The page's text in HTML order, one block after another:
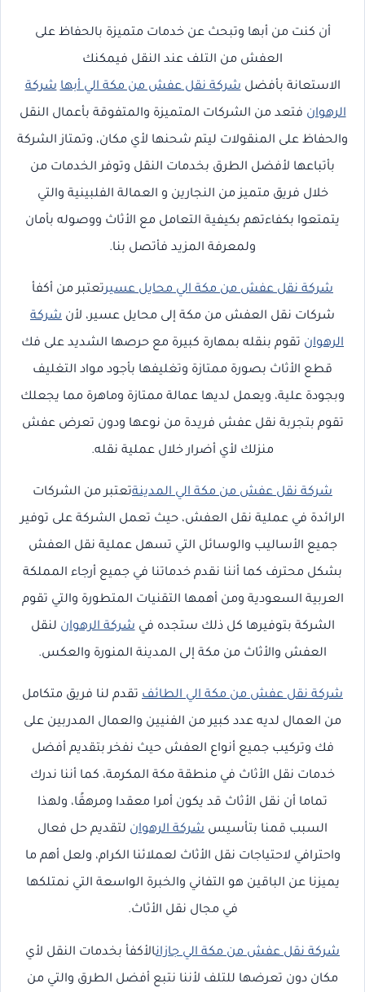
أن كنت من أبها وتبحث عن خدمات متميزة بالحفاظ على
العفش من التلف عند النقل فيمكنك
الاستعانة بأفضلشركة نقل عفش من مكة الي أبها شركة
الرهوان فتعد من الشركات المتميزة والمتفوقة بأعمال النقل
والحفاظ على المنقولات ليتم شحنها لأي مكان، وتمتاز الشركة
بأتباعها لأفضل الطرق بخدمات النقل وتوفر الخدمات من
خلال فريق متميز من النجارين و العمالة الفلبينية والتي
يتمتعوا بكفاءتهم بكيفية التعامل مع الأثاث ووصوله بأمان
ولمعرفة المزيد فأتصل بنا.
شركة نقل عفش من مكة الي محايل عسيرتعتبر من أكفأ
شركات نقل العفش من مكة إلى محايل عسير، لأن شركة
الرهوان تقوم بنقله بمهارة كبيرة مع حرصها الشديد على فك
قطع الأثاث بصورة ممتازة وتغليفها بأجود مواد التغليف
وبجودة علية، ويعمل لديها عمالة ممتازة وماهرة مما يجعلك
تقوم بتجربة نقل عفش فريدة من نوعها ودون تعرض عفش
منزلك لأي أضرار خلال عملية نقله.
شركة نقل عفش من مكة الي المدينةتعتبر من الشركات
الرائدة في عملية نقل العفش، حيث تعمل الشركة على توفير
جميع الأساليب والوسائل التي تسهل عملية نقل العفش
بشكل محترف كما أننا نقدم خدماتنا في جميع أرجاء المملكة
العربية السعودية ومن أهمها التقنيات المتطورة والتي تقوم
الشركة بتوفيرها كل ذلك ستجده فيشركة الرهوان لنقل
العفش والأثاث من مكة إلى المدينة المنورة والعكس.
شركة نقل عفش من مكة الي الطائف تقدم لنا فريق متكامل
من العمال لديه عدد كبير من الفنيين والعمال المدربين على
فك وتركيب جميع أنواع العفش حيث نفخر بتقديم أفضل
خدمات نقل الأثاث في منطقة مكة المكرمة، كما أننا ندرك
تماما أن نقل الأثاث قد يكون أمرا معقدا ومرهقًا، ولهذا
السبب قمنا بتأسيس شركة الرهوان لتقديم حل فعال
واحترافي لاحتياجات نقل الأثاث لعملائنا الكرام، ولعل أهم ما
يميزنا عن الباقين هو التفاني والخبرة الواسعة التي نمتلكها
في مجال نقل الأثاث.
شركة نقل عفش من مكة الي جازانالأكفأ بخدمات النقل لأي
مكان دون تعرضها للتلف لأننا نتبع أفضل الطرق والتي من